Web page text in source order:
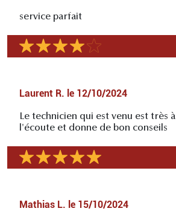
service parfait
Laurent R. le 12/10/2024
Le technicien qui est venu est très à
l'écoute et donne de bon conseils
Mathias L. le 15/10/2024